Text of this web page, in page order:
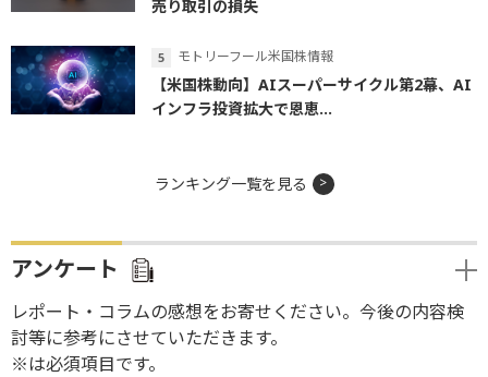
売り取引の損失
モトリーフール米国株情報
【米国株動向】AIスーパーサイクル第2幕、AI
インフラ投資拡大で恩恵...
ランキング一覧を見る
アンケート
レポート・コラムの感想をお寄せください。今後の内容検
討等に参考にさせていただきます。
※は必須項目です。